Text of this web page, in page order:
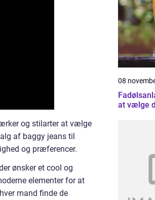
og stilarter at vælge
af baggy jeans til
og præferencer.
ønsker et cool og
elementer for at
mand finde de
08
at vælge